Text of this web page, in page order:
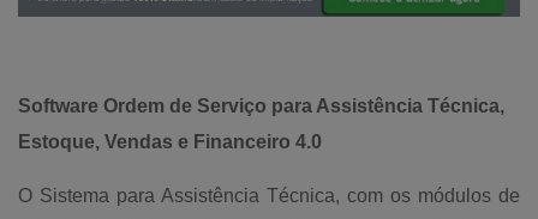
Software Ordem de Serviço para Assistência Técnica,
Estoque, Vendas e Financeiro 4.0
O Sistema para Assistência Técnica, com os módulos de